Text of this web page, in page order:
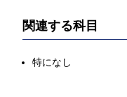
関連する科目
特になし